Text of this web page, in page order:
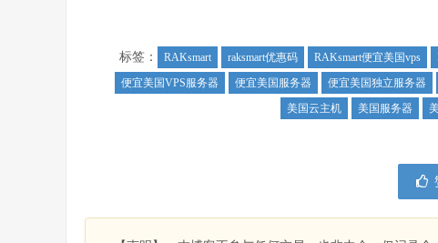
标签： RAKsmart raksmart优惠码 RAKsmart便宜美国vps
便宜美国VPS服务器
便宜美国服务器 便宜美国独立服务器
美国云主机
美国服务器